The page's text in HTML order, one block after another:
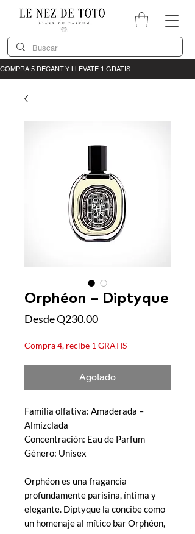
Orphéon – Diptyque
DesdeQ230.00Precio
oferta
Compra 4, recibe 1 GRATIS
Agotado
Familia olfativa: Amaderada –
Almizclada
Concentración: Eau de Parfum
Género: Unisex
Orphéon es una fragancia
profundamente parisina, íntima y
elegante. Diptyque la concibe como
un homenaje al mítico bar Orphéon,